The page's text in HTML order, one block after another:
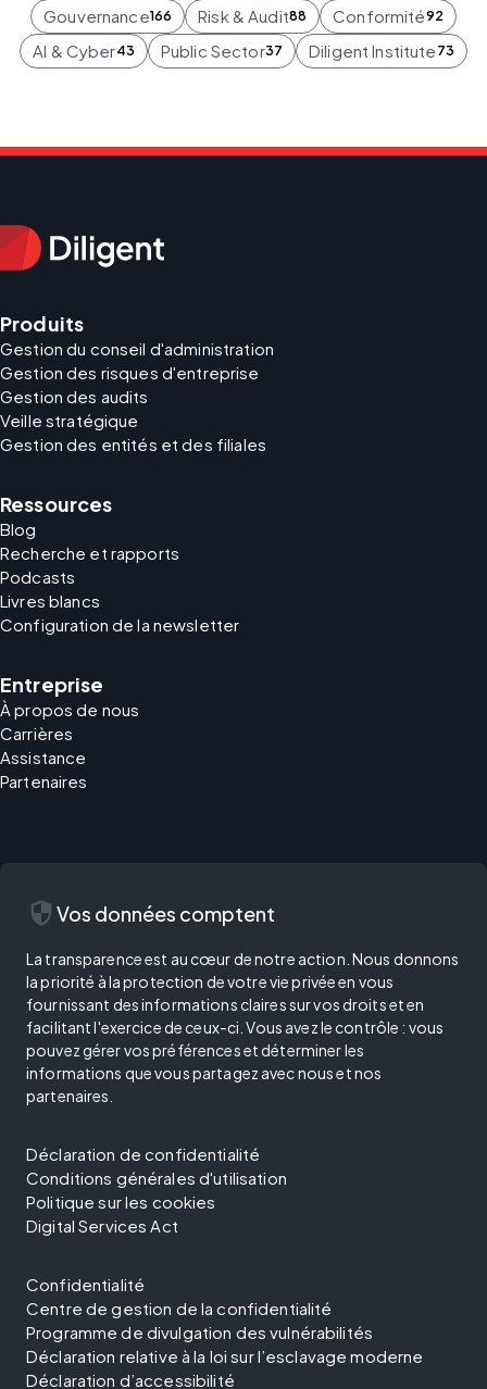
Gouvernance166 Risk & Audit88 Conformité92
AI & Cyber43 Public Sector37 Diligent Institute 73
Produits
Gestion du conseil d'administration
Gestion des risques d'entreprise
Gestion des audits
Veille stratégique
Gestion des entités et des filiales
Ressources
Blog
Recherche et rapports
Podcasts
Livres blancs
Configuration de la newsletter
Entreprise
À propos de nous
Carrières
Assistance
Partenaires
security Vos données comptent
La transparence est au cœur de notre action. Nous donnons
la priorité à la protection de votre vie privée en vous
fournissant des informations claires sur vos droits et en
facilitant l'exercice de ceux-ci. Vous avez le contrôle : vous
pouvez gérer vos préférences et déterminer les
informations que vous partagez avec nous et nos
partenaires.
Déclaration de confidentialité
Conditions générales d'utilisation
Politique sur les cookies
Digital Services Act
Confidentialité
Centre de gestion de la confidentialité
Programme de divulgation des vulnérabilités
Déclaration relative à la loi sur l’esclavage moderne
Déclaration d’accessibilité